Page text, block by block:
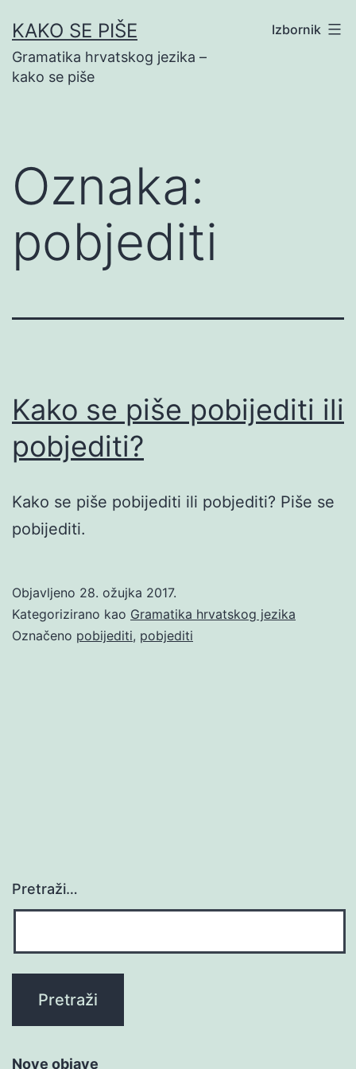
na
sadržaj
KAKO SE PIŠE
Gramatika hrvatskog jezika –
kako se piše
Izbornik
Oznaka:
pobjediti
Kako se piše pobijediti ili
pobjediti?
Kako se piše pobijediti ili pobjediti? Piše se
pobijediti.
Objavljeno 28. ožujka 2017.
Kategorizirano kao Gramatika hrvatskog jezika
Označeno pobijediti, pobjediti
Pretraži…
Nove objave